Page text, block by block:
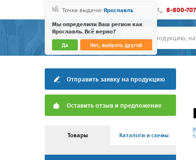
Точка выдачи: Ярославль
Мы определили Ваш регион как
Ярославль. Всё верно?
Да Нет, выбрать другой
8-800-
Отправить заявку на продукцию
Оставить отзыв и предложение
Товары Каталоги и схемы